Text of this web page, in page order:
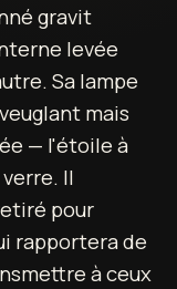
gravit
levée
Sa lampe
mais
— l'étoile à
Il
pour
rapportera de
à ceux